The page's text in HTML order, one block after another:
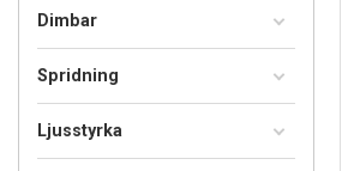
Dimbar
Spridning
Ljusstyrka